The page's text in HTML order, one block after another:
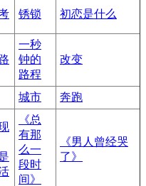
锈锁 初恋是什么
一秒
钟的
路程
改变
城市 奔跑
《总
有那
么一
段时
间》
《男人曾经哭
了》